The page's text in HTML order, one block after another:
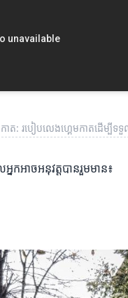
ត: របៀបលេងហ្គេមកាតដើម្បី
នកអាចអនុវត្តបានរួមមាន៖